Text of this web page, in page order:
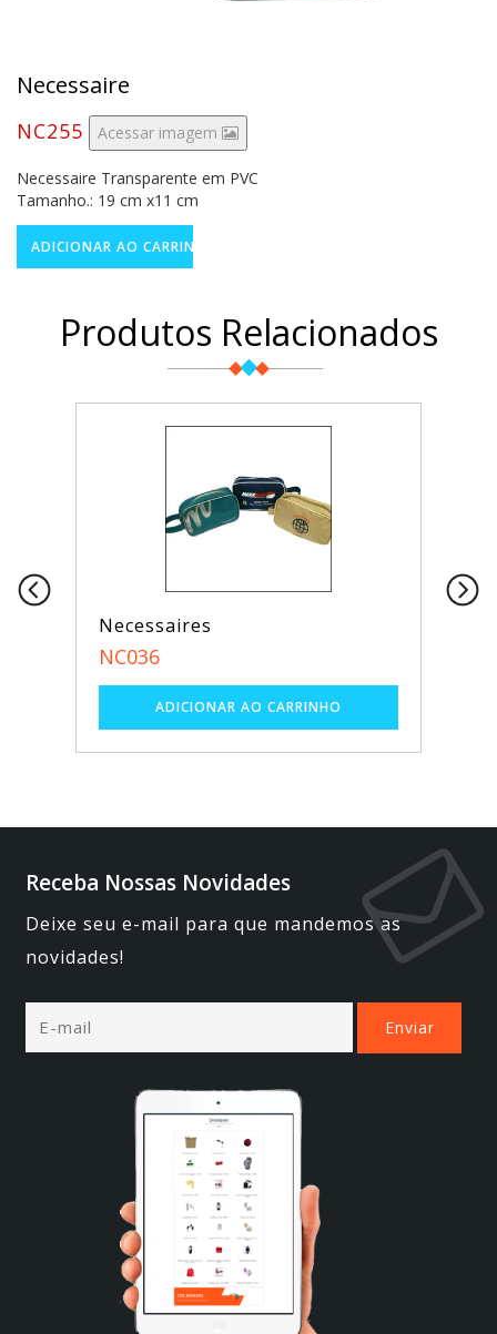
Necessaire
NC255 Acessar imagem
Necessaire Transparente em PVC
Tamanho.: 19 cm x11 cm
Produtos Relacionados
Necessaires
NC036
Receba Nossas Novidades
Deixe seu e-mail para que mandemos as
novidades!